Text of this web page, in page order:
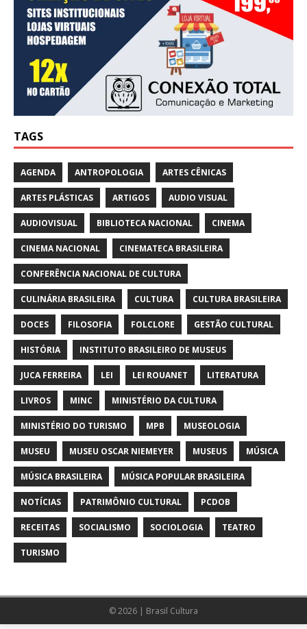
TAGS
AGENDA ANTROPOLOGIA ARTES CÊNICAS
ARTES PLÁSTICAS ARTIGOS AUDIO VISUAL
AUDIOVISUAL BIBLIOTECA NACIONAL CINEMA
CINEMA NACIONAL CINEMATECA BRASILEIRA
CONFERÊNCIA NACIONAL DE CULTURA
CULINÁRIA BRASILEIRA CULTURA CULTURA BRASILEIRA
DOCES FILOSOFIA FOLCLORE GESTÃO CULTURAL
HISTÓRIA INSTITUTO BRASILEIRO DE MUSEUS
JUCA FERREIRA LEI LEI ROUANET LITERATURA
LIVROS MINC MINISTÉRIO DA CULTURA
MINISTÉRIO DO TURISMO MPB MUSEOLOGIA
MUSEU MUSEU OSCAR NIEMEYER MUSEUS MÚSICA
MÚSICA BRASILEIRA MÚSICA POPULAR BRASILEIRA
NOTÍCIAS PATRIMÔNIO CULTURAL PCDOB
RECEITAS SOCIALISMO SOCIOLOGIA TEATRO
TURISMO
© 2026 | Brasil Cultura